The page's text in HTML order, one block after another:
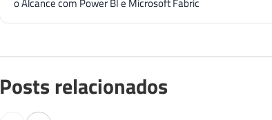
Posts relacionados